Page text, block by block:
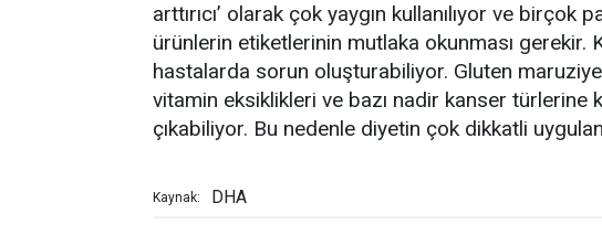
arttırıcı’ olarak çok yaygın kullanılıyor ve
ürünlerin etiketlerinin mutlaka okunması gerekir.
hastalarda sorun oluşturabiliyor. Gluten
vitamin eksiklikleri ve bazı nadir kanser
çıkabiliyor. Bu nedenle diyetin çok dikkatli
Kaynak: DHA